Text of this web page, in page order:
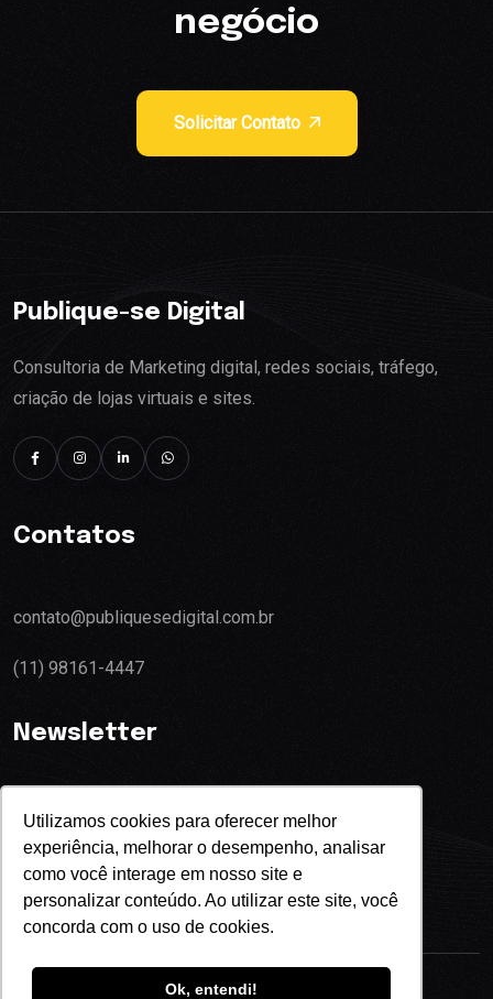
Utilizamos cookies para oferecer melhor
experiência, melhorar o desempenho, analisar
como você interage em nosso site e
personalizar conteúdo. Ao utilizar este site, você
concorda com o uso de cookies.
Ok, entendi!
negócio
Solicitar Contato
Publique-se Digital
Consultoria de Marketing digital, redes sociais, tráfego,
criação de lojas virtuais e sites.
Contatos
contato@publiquesedigital.com.br
(11) 98161-4447
Newsletter
Eu concordo com o termos de privacidade